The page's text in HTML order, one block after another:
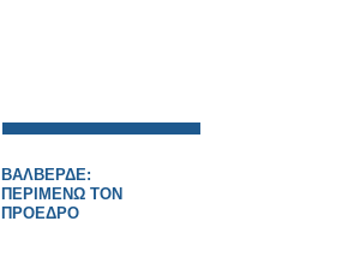
ΒΑΛΒΕΡΔΕ:
ΠΕΡΙΜΕΝΩ ΤΟΝ
ΠΡΟΕΔΡΟ